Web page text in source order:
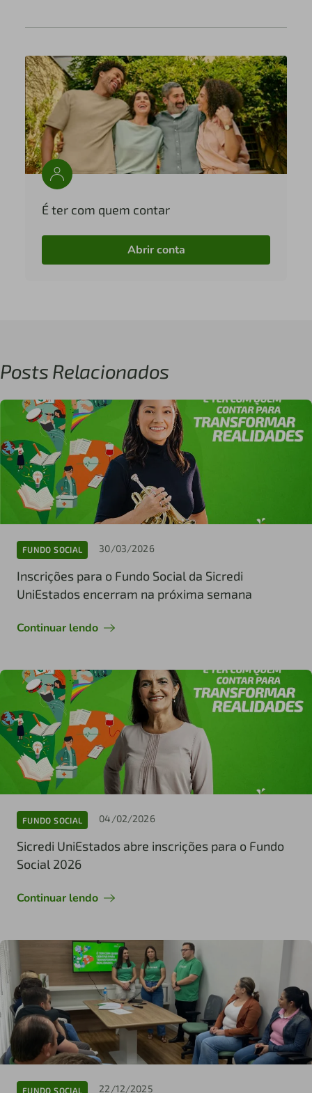
É ter com quem contar
Abrir conta
Posts Relacionados
FUNDO SOCIAL 30/03/2026
Inscrições para o Fundo Social da Sicredi
UniEstados encerram na próxima semana
Continuar lendo
FUNDO SOCIAL 04/02/2026
Sicredi UniEstados abre inscrições para o Fundo
Social 2026
Continuar lendo
FUNDO SOCIAL 22/12/2025